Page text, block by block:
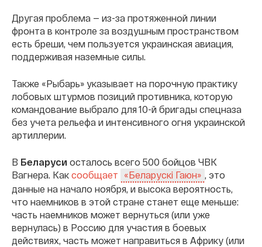
Другая проблема — из-за протяженной линии
фронта в контроле за воздушным пространством
есть бреши, чем пользуется украинская авиация,
поддерживая наземные силы.
Также «Рыбарь» указывает на порочную практику
лобовых штурмов позиций противника, которую
командование выбрало для 10-й бригады спецназа
без учета рельефа и интенсивного огня украинской
артиллерии.
В Беларуси осталось всего 500 бойцов ЧВК
Вагнера. Как сообщает «Беларускі Гаюн»
, это
данные на начало ноября, и высока вероятность,
что наемников в этой стране станет еще меньше:
часть наемников может вернуться (или уже
вернулась) в Россию для участия в боевых
действиях, часть может направиться в Африку (или